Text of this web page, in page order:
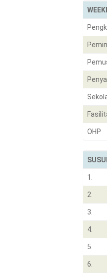
OHP
1.
2.
3.
4.
5.
6.